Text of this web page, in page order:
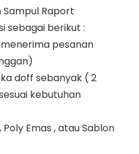
Raport
sebagai berikut :
pesanan
doff sebanyak ( 2
kebutuhan
Poly Emas , atau Sablon